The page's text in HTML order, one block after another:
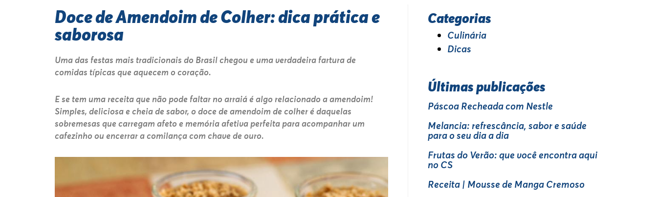
Doce de Amendoim de Colher: dica prática e
saborosa
Uma das festas mais tradicionais do Brasil chegou e uma verdadeira fartura de
comidas típicas que aquecem o coração.
E se tem uma receita que não pode faltar no arraiá é algo relacionado a amendoim!
Simples, deliciosa e cheia de sabor, o doce de amendoim de colher é daquelas
sobremesas que carregam afeto e memória afetiva perfeita para acompanhar um
cafezinho ou encerrar a comilança com chave de ouro.
Categorias
Culinária
Dicas
Últimas publicações
Páscoa Recheada com Nestle
Melancia: refrescância, sabor e saúde
para o seu dia a dia
Frutas do Verão: que você encontra aqui
no CS
Receita | Mousse de Manga Cremoso